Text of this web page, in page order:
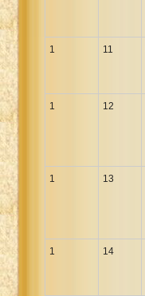
1 11
1 12
1 13
1 14